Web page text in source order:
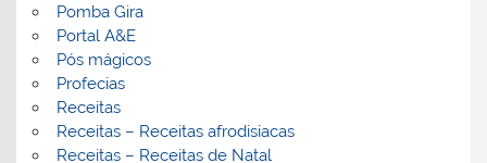
Pomba Gira
Portal A&E
Pós mágicos
Profecias
Receitas
Receitas – Receitas afrodisiacas
Receitas – Receitas de Natal